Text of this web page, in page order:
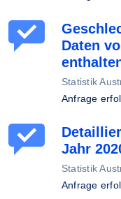
Daten
Statistik
Anfrage
Jahr
Statistik
Anfrage